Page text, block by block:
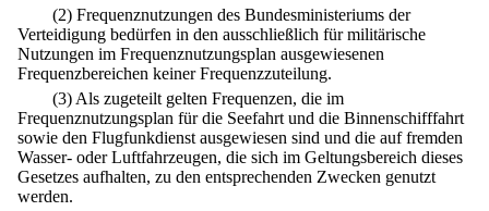
(2) Frequenznutzungen des Bundesministeriums der
Verteidigung bedürfen in den ausschließlich für militärische
Nutzungen im Frequenznutzungsplan ausgewiesenen
Frequenzbereichen keiner Frequenzzuteilung.
(3) Als zugeteilt gelten Frequenzen, die im
Frequenznutzungsplan für die Seefahrt und die Binnenschifffahrt
sowie den Flugfunkdienst ausgewiesen sind und die auf fremden
Wasser- oder Luftfahrzeugen, die sich im Geltungsbereich dieses
Gesetzes aufhalten, zu den entsprechenden Zwecken genutzt
werden.